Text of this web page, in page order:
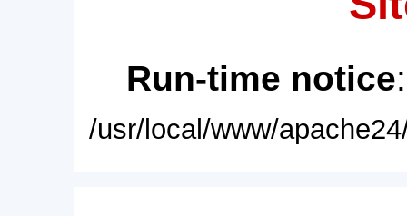
Run-time notice
/usr/local/www/